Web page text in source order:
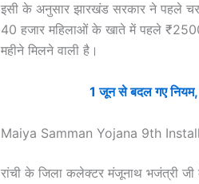
इसी के अनुसार झारखंड सरकार ने पहले
40 हजार महिलाओं के खाते में पहले
महीने मिलने वाली है।
1 जून से बदल गए
Maiya Samman Yojana 9th
रांची के जिला कलेक्टर मंजूनाथ भजंत्री जी